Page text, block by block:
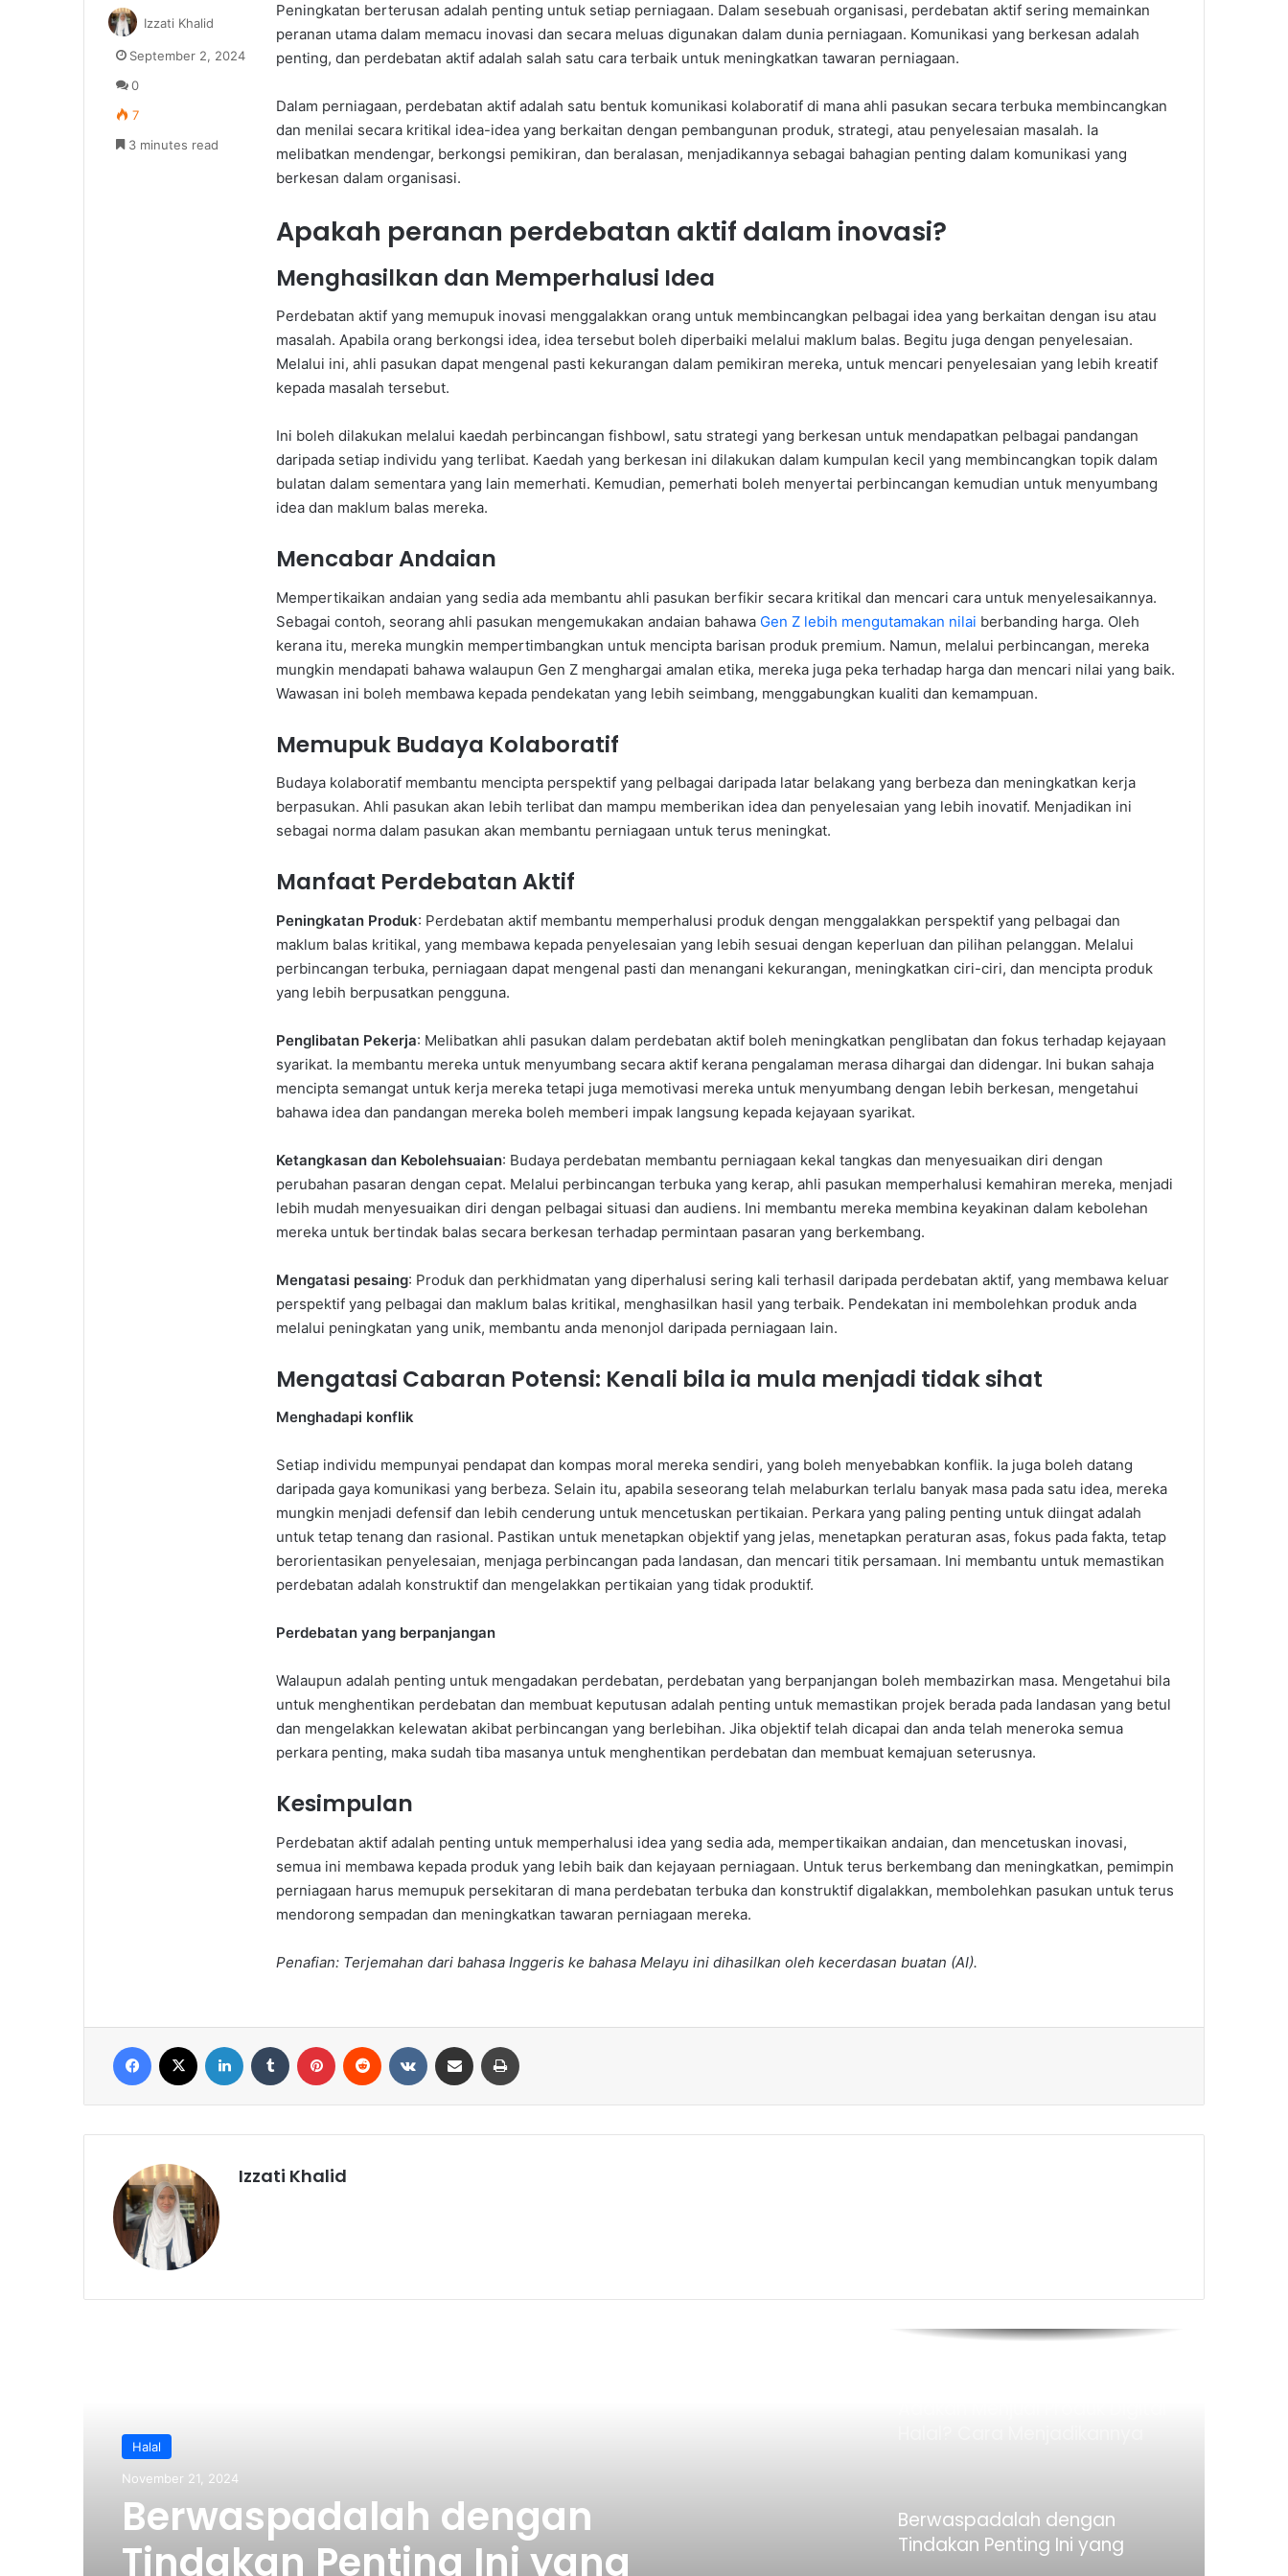
Peningkatan berterusan adalah penting untuk setiap perniagaan. Dalam sesebuah organisasi, perdebatan aktif sering memainkan
peranan utama dalam memacu inovasi dan secara meluas digunakan dalam dunia perniagaan. Komunikasi yang berkesan adalah
penting, dan perdebatan aktif adalah salah satu cara terbaik untuk meningkatkan tawaran perniagaan.
Dalam perniagaan, perdebatan aktif adalah satu bentuk komunikasi kolaboratif di mana ahli pasukan secara terbuka membincangkan
dan menilai secara kritikal idea-idea yang berkaitan dengan pembangunan produk, strategi, atau penyelesaian masalah. Ia
melibatkan mendengar, berkongsi pemikiran, dan beralasan, menjadikannya sebagai bahagian penting dalam komunikasi yang
berkesan dalam organisasi.
Apakah peranan perdebatan aktif dalam inovasi?
Menghasilkan dan Memperhalusi Idea
Perdebatan aktif yang memupuk inovasi menggalakkan orang untuk membincangkan pelbagai idea yang berkaitan dengan isu atau
masalah. Apabila orang berkongsi idea, idea tersebut boleh diperbaiki melalui maklum balas. Begitu juga dengan penyelesaian.
Melalui ini, ahli pasukan dapat mengenal pasti kekurangan dalam pemikiran mereka, untuk mencari penyelesaian yang lebih kreatif
kepada masalah tersebut.
Ini boleh dilakukan melalui kaedah perbincangan fishbowl, satu strategi yang berkesan untuk mendapatkan pelbagai pandangan
daripada setiap individu yang terlibat. Kaedah yang berkesan ini dilakukan dalam kumpulan kecil yang membincangkan topik dalam
bulatan dalam sementara yang lain memerhati. Kemudian, pemerhati boleh menyertai perbincangan kemudian untuk menyumbang
idea dan maklum balas mereka.
Mencabar Andaian
Mempertikaikan andaian yang sedia ada membantu ahli pasukan berfikir secara kritikal dan mencari cara untuk menyelesaikannya.
Sebagai contoh, seorang ahli pasukan mengemukakan andaian bahawa Gen Z lebih mengutamakan nilai berbanding harga. Oleh
kerana itu, mereka mungkin mempertimbangkan untuk mencipta barisan produk premium. Namun, melalui perbincangan, mereka
mungkin mendapati bahawa walaupun Gen Z menghargai amalan etika, mereka juga peka terhadap harga dan mencari nilai yang baik.
Wawasan ini boleh membawa kepada pendekatan yang lebih seimbang, menggabungkan kualiti dan kemampuan.
Memupuk Budaya Kolaboratif
Budaya kolaboratif membantu mencipta perspektif yang pelbagai daripada latar belakang yang berbeza dan meningkatkan kerja
berpasukan. Ahli pasukan akan lebih terlibat dan mampu memberikan idea dan penyelesaian yang lebih inovatif. Menjadikan ini
sebagai norma dalam pasukan akan membantu perniagaan untuk terus meningkat.
Manfaat Perdebatan Aktif
Peningkatan Produk: Perdebatan aktif membantu memperhalusi produk dengan menggalakkan perspektif yang pelbagai dan
maklum balas kritikal, yang membawa kepada penyelesaian yang lebih sesuai dengan keperluan dan pilihan pelanggan. Melalui
perbincangan terbuka, perniagaan dapat mengenal pasti dan menangani kekurangan, meningkatkan ciri-ciri, dan mencipta produk
yang lebih berpusatkan pengguna.
Penglibatan Pekerja: Melibatkan ahli pasukan dalam perdebatan aktif boleh meningkatkan penglibatan dan fokus terhadap kejayaan
syarikat. Ia membantu mereka untuk menyumbang secara aktif kerana pengalaman merasa dihargai dan didengar. Ini bukan sahaja
mencipta semangat untuk kerja mereka tetapi juga memotivasi mereka untuk menyumbang dengan lebih berkesan, mengetahui
bahawa idea dan pandangan mereka boleh memberi impak langsung kepada kejayaan syarikat.
Ketangkasan dan Kebolehsuaian: Budaya perdebatan membantu perniagaan kekal tangkas dan menyesuaikan diri dengan
perubahan pasaran dengan cepat. Melalui perbincangan terbuka yang kerap, ahli pasukan memperhalusi kemahiran mereka, menjadi
lebih mudah menyesuaikan diri dengan pelbagai situasi dan audiens. Ini membantu mereka membina keyakinan dalam kebolehan
mereka untuk bertindak balas secara berkesan terhadap permintaan pasaran yang berkembang.
Mengatasi pesaing: Produk dan perkhidmatan yang diperhalusi sering kali terhasil daripada perdebatan aktif, yang membawa keluar
perspektif yang pelbagai dan maklum balas kritikal, menghasilkan hasil yang terbaik. Pendekatan ini membolehkan produk anda
melalui peningkatan yang unik, membantu anda menonjol daripada perniagaan lain.
Mengatasi Cabaran Potensi: Kenali bila ia mula menjadi tidak sihat
Menghadapi konflik
Setiap individu mempunyai pendapat dan kompas moral mereka sendiri, yang boleh menyebabkan konflik. Ia juga boleh datang
daripada gaya komunikasi yang berbeza. Selain itu, apabila seseorang telah melaburkan terlalu banyak masa pada satu idea, mereka
mungkin menjadi defensif dan lebih cenderung untuk mencetuskan pertikaian. Perkara yang paling penting untuk diingat adalah
untuk tetap tenang dan rasional. Pastikan untuk menetapkan objektif yang jelas, menetapkan peraturan asas, fokus pada fakta, tetap
berorientasikan penyelesaian, menjaga perbincangan pada landasan, dan mencari titik persamaan. Ini membantu untuk memastikan
perdebatan adalah konstruktif dan mengelakkan pertikaian yang tidak produktif.
Perdebatan yang berpanjangan
Walaupun adalah penting untuk mengadakan perdebatan, perdebatan yang berpanjangan boleh membazirkan masa. Mengetahui bila
untuk menghentikan perdebatan dan membuat keputusan adalah penting untuk memastikan projek berada pada landasan yang betul
dan mengelakkan kelewatan akibat perbincangan yang berlebihan. Jika objektif telah dicapai dan anda telah meneroka semua
perkara penting, maka sudah tiba masanya untuk menghentikan perdebatan dan membuat kemajuan seterusnya.
Kesimpulan
Perdebatan aktif adalah penting untuk memperhalusi idea yang sedia ada, mempertikaikan andaian, dan mencetuskan inovasi,
semua ini membawa kepada produk yang lebih baik dan kejayaan perniagaan. Untuk terus berkembang dan meningkatkan, pemimpin
perniagaan harus memupuk persekitaran di mana perdebatan terbuka dan konstruktif digalakkan, membolehkan pasukan untuk terus
mendorong sempadan dan meningkatkan tawaran perniagaan mereka.
Penafian: Terjemahan dari bahasa Inggeris ke bahasa Melayu ini dihasilkan oleh kecerdasan buatan (AI).
Izzati Khalid
September 2, 2024
0
7
3 minutes read
Izzati Khalid
Halal
November 21, 2024
Berwaspadalah dengan
Tindakan Penting Ini yang
Beginilah Cara Penyampaian
Dari Mulut Yang Membuat
Orang Ramai Membeli Produk
Syarikat Menjadi Kaya Dari
Menghalang Produktiviti dan
Mengurangkan Peluang untuk
Mahu Membuat Orang Terlibat
dalam Penceritaan Anda?
Berwaspadalah dengan
Tindakan Penting Ini yang